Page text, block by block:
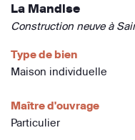
La Mandise
Construction neuve à
Type de bien
Maison individuelle
Maître d'ouvrage
Particulier